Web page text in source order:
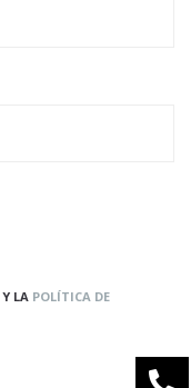
Y LA POLÍTICA DE